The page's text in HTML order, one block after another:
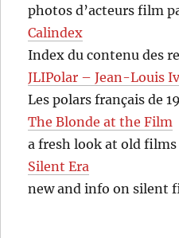
photos d’acteurs film
Calindex
Index du contenu des
JLIPolar – Jean-Louis
Les polars français de
The Blonde at the Film
a fresh look at old films
Silent Era
new and info on silent